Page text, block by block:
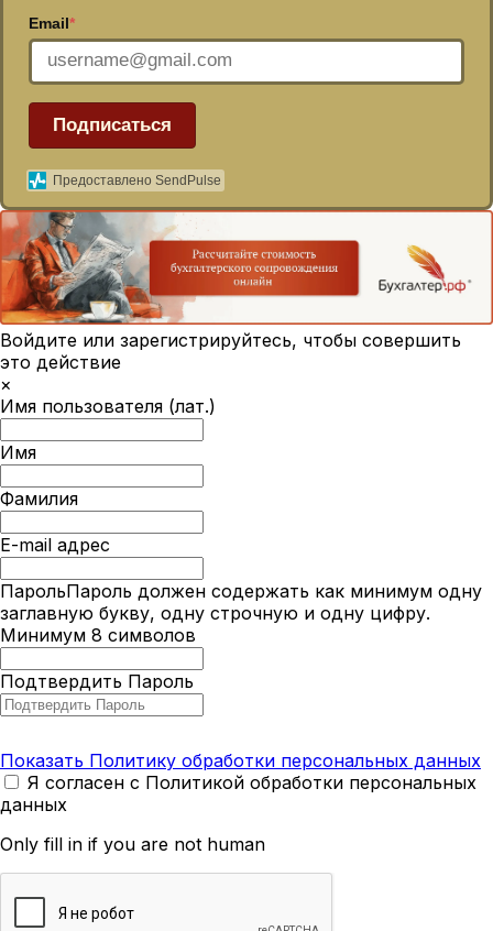
Email*
Подписаться
Предоставлено SendPulse
Войдите или зарегистрируйтесь, чтобы совершить
это действие
×
Имя пользователя (лат.)
Имя
Фамилия
E-mail адрес
ПарольПароль должен содержать как минимум одну
заглавную букву, одну строчную и одну цифру.
Минимум 8 символов
Подтвердить Пароль
Показать Политику обработки персональных данных
Я согласен с Политикой обработки персональных
данных
Only fill in if you are not human